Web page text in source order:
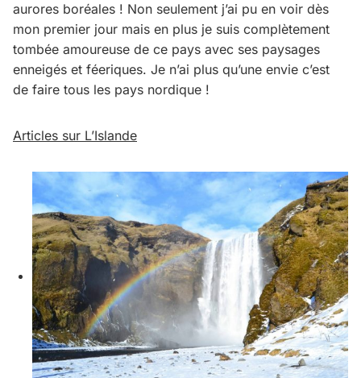
aurores boréales ! Non seulement j’ai pu en voir dès
mon premier jour mais en plus je suis complètement
tombée amoureuse de ce pays avec ses paysages
enneigés et féeriques. Je n’ai plus qu’une envie c’est
de faire tous les pays nordique !
Articles sur L’Islande